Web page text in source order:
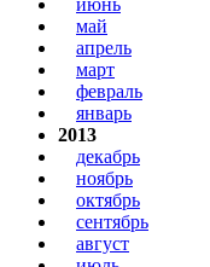
июнь
май
апрель
март
февраль
январь
2013
декабрь
ноябрь
октябрь
сентябрь
август